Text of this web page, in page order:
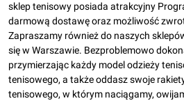
sklep tenisowy posiada atrakcyjny
darmową dostawę oraz możliwość
Zapraszamy również do naszych
się w Warszawie. Bezproblemowo
przymierzając każdy model odzieży
tenisowego, a także oddasz swoje
tenisowego, w którym naciągamy,